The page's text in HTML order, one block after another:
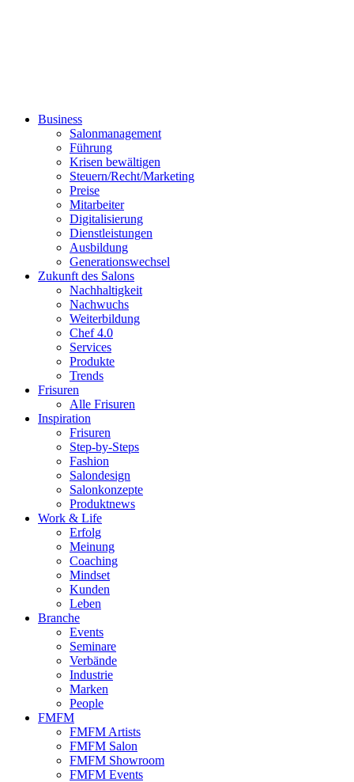
Business
Salonmanagement
Führung
Krisen bewältigen
Steuern/Recht/Marketing
Preise
Mitarbeiter
Digitalisierung
Dienstleistungen
Ausbildung
Generationswechsel
Zukunft des Salons
Nachhaltigkeit
Nachwuchs
Weiterbildung
Chef 4.0
Services
Produkte
Trends
Frisuren
Alle Frisuren
Inspiration
Frisuren
Step-by-Steps
Fashion
Salondesign
Salonkonzepte
Produktnews
Work & Life
Erfolg
Meinung
Coaching
Mindset
Kunden
Leben
Branche
Events
Seminare
Verbände
Industrie
Marken
People
FMFM
FMFM Artists
FMFM Salon
FMFM Showroom
FMFM Events